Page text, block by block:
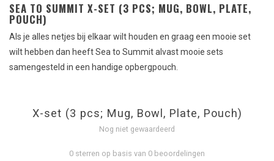
SEA TO SUMMIT X-SET (3 PCS; MUG, BOWL, PLATE,
POUCH)
Als je alles netjes bij elkaar wilt houden en graag een mooie set
wilt hebben dan heeft Sea to Summit alvast mooie sets
samengesteld in een handige opbergpouch.
X-set (3 pcs; Mug, Bowl, Plate, Pouch)
Nog niet gewaardeerd
0 sterren op basis van 0 beoordelingen